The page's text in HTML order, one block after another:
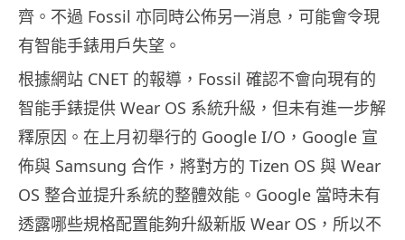
齊。不過 Fossil 亦同時公佈另一消息，可能會令現
有智能手錶用戶失望。
根據網站 CNET 的報導，Fossil 確認不會向現有的
智能手錶提供 Wear OS 系統升級，但未有進一步解
釋原因。在上月初舉行的 Google I/O，Google 宣
佈與 Samsung 合作，將對方的 Tizen OS 與 Wear
OS 整合並提升系統的整體效能。Google 當時未有
透露哪些規格配置能夠升級新版 Wear OS，所以不